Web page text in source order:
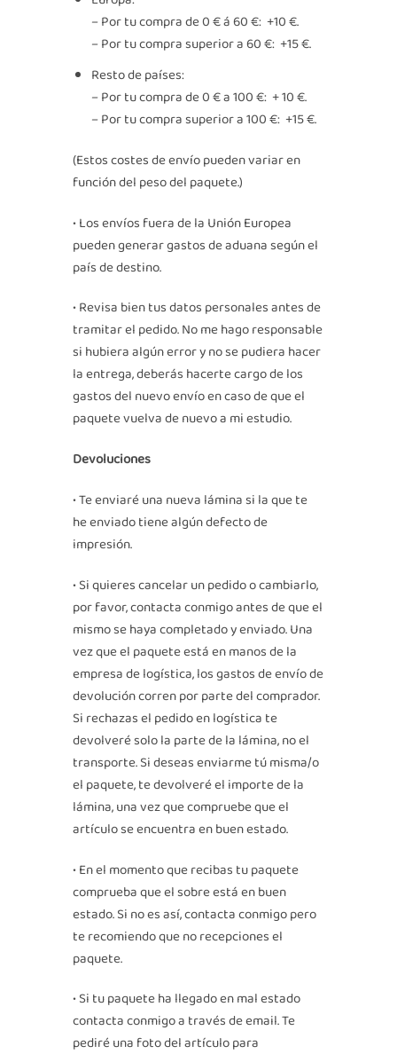
– Por tu compra de 0 € á 60 €: +10 €.
– Por tu compra superior a 60 €: +15 €.
Resto de países:
– Por tu compra de 0 € a 100 €: + 10 €.
– Por tu compra superior a 100 €: +15 €.
(Estos costes de envío pueden variar en
función del peso del paquete.)
• Los envíos fuera de la Unión Europea
pueden generar gastos de aduana según el
país de destino.
• Revisa bien tus datos personales antes de
tramitar el pedido. No me hago responsable
si hubiera algún error y no se pudiera hacer
la entrega, deberás hacerte cargo de los
gastos del nuevo envío en caso de que el
paquete vuelva de nuevo a mi estudio.
Devoluciones
• Te enviaré una nueva lámina si la que te
he enviado tiene algún defecto de
impresión.
• Si quieres cancelar un pedido o cambiarlo,
por favor, contacta conmigo antes de que el
mismo se haya completado y enviado. Una
vez que el paquete está en manos de la
empresa de logística, los gastos de envío de
devolución corren por parte del comprador.
Si rechazas el pedido en logística te
devolveré solo la parte de la lámina, no el
transporte. Si deseas enviarme tú misma/o
el paquete, te devolveré el importe de la
lámina, una vez que compruebe que el
artículo se encuentra en buen estado.
• En el momento que recibas tu paquete
comprueba que el sobre está en buen
estado. Si no es así, contacta conmigo pero
te recomiendo que no recepciones el
paquete.
• Si tu paquete ha llegado en mal estado
contacta conmigo a través de email. Te
pediré una foto del artículo para